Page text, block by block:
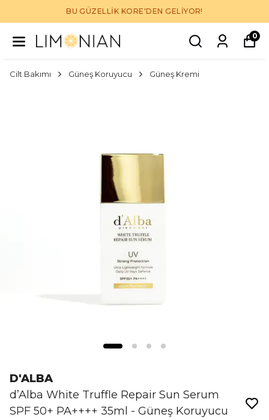
BU GÜZELLİK KORE'DEN GELİYOR!
0
Cilt Bakımı Güneş Koruyucu Güneş Kremi
D'ALBA
d’Alba White Truffle Repair Sun Serum
SPF 50+ PA++++ 35ml - Güneş Koruyucu